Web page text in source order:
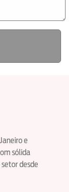
e
sólida
desde